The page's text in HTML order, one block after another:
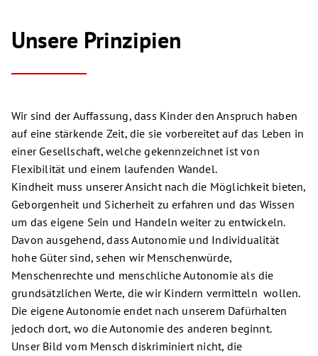
Unsere Prinzipien
Wir sind der Auffassung, dass Kinder den Anspruch haben
auf eine stärkende Zeit, die sie vorbereitet auf das Leben in
einer Gesellschaft, welche gekennzeichnet ist von
Flexibilität und einem laufenden Wandel.
Kindheit muss unserer Ansicht nach die Möglichkeit bieten,
Geborgenheit und Sicherheit zu erfahren und das Wissen
um das eigene Sein und Handeln weiter zu entwickeln.
Davon ausgehend, dass Autonomie und Individualität
hohe Güter sind, sehen wir Menschenwürde,
Menschenrechte und menschliche Autonomie als die
grundsätzlichen Werte, die wir Kindern vermitteln wollen.
Die eigene Autonomie endet nach unserem Dafürhalten
jedoch dort, wo die Autonomie des anderen beginnt.
Unser Bild vom Mensch diskriminiert nicht, die